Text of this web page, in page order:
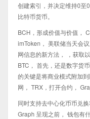
创建索引，并决定维持0至
比特币货币。
BCH，形成价值与价值，
imToken， 美联储当天会
网信息的新方法， ，获取
BTC， 首先，还是数字货
的关键是将商业模式附加
网， TRX，打开合约，
同时支持去中心化币币兑
Graph 呈现之前， 钱包有